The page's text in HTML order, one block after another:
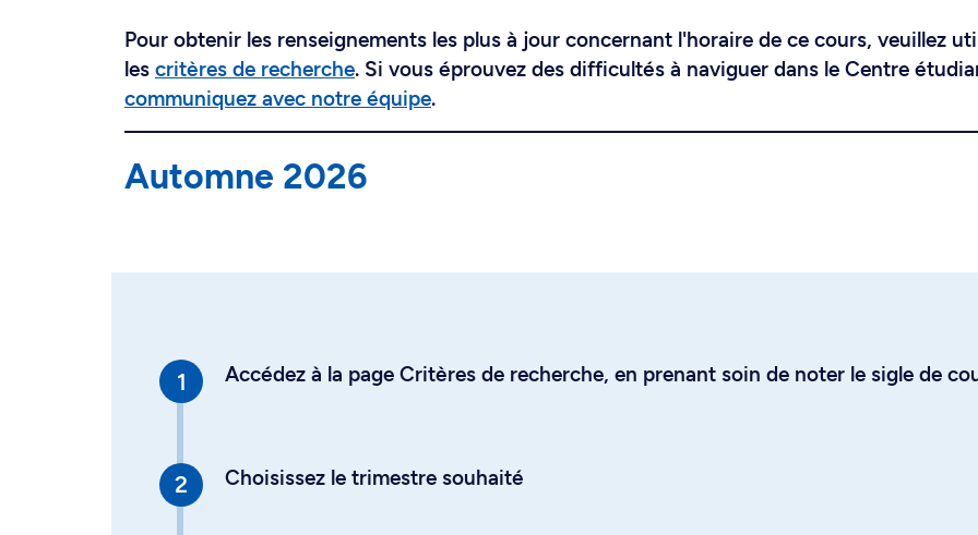
Pour obtenir les renseignements les plus à jour concernant l'horaire de ce cours, veuillez
les critères de recherche. Si vous éprouvez des difficultés à naviguer dans le Centre
communiquez avec notre équipe.
Automne 2026
Accédez à la page Critères de recherche, en prenant soin de noter le sigle de
Choisissez le trimestre souhaité